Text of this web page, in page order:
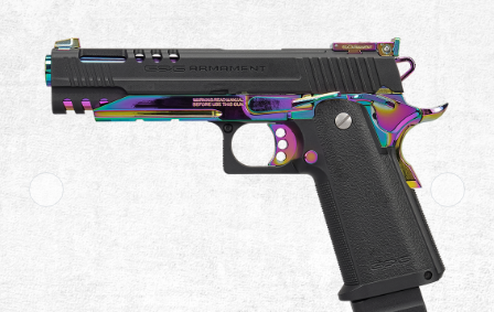
部品 & 付属品
射撃訓練シリーズ
グローバル販売